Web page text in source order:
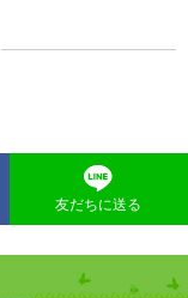
友だちに送る